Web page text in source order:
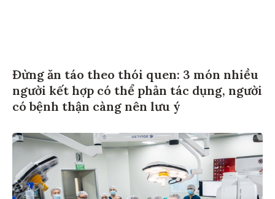
Đừng ăn táo theo thói quen: 3 món nhiều
người kết hợp có thể phản tác dụng, người
có bệnh thận càng nên lưu ý